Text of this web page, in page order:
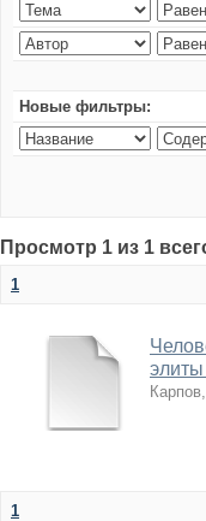
Новые фильтры:
Просмотр 1 из 1
1
1